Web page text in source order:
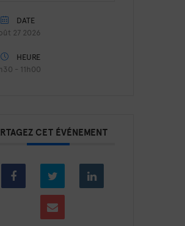
DATE
27 2026
HEURE
- 11h00
CET ÉVÉNEMENT